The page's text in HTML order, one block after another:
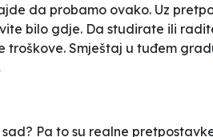
da probamo ovako. Uz
bilo gdje. Da studirate ili
troškove. Smještaj u tuđem
Pa to su realne